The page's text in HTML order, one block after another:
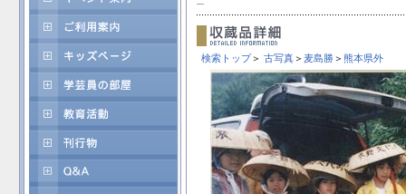
検索トップ＞ 古写真＞ 麦島勝＞ 熊本県外